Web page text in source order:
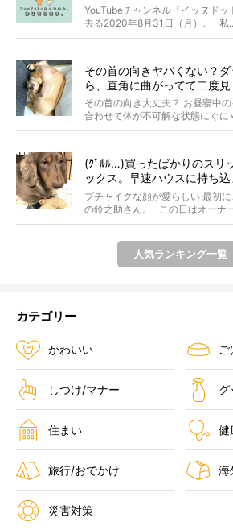
YouTubeチャンネル『イッヌドッ
去る2020年8月31日（月）。 私
その首の向きヤバくない？
ら、直角に曲がってて二度見
その首の向き大丈夫？ お昼寝中
合わせて体が不可解な状態にぐに
&...
(ｸﾞﾙﾙ…)買ったばかりのスリ
ックス。早速ハウスに持ち
り】
ブチャイクな顔が愛らしい 最初
の鈴之助さん。 この日はオーナ
人気ランキング一覧
カテゴリー
かわいい
しつけ/マナー グ
住まい 健
旅行/おでかけ 海
災害対策